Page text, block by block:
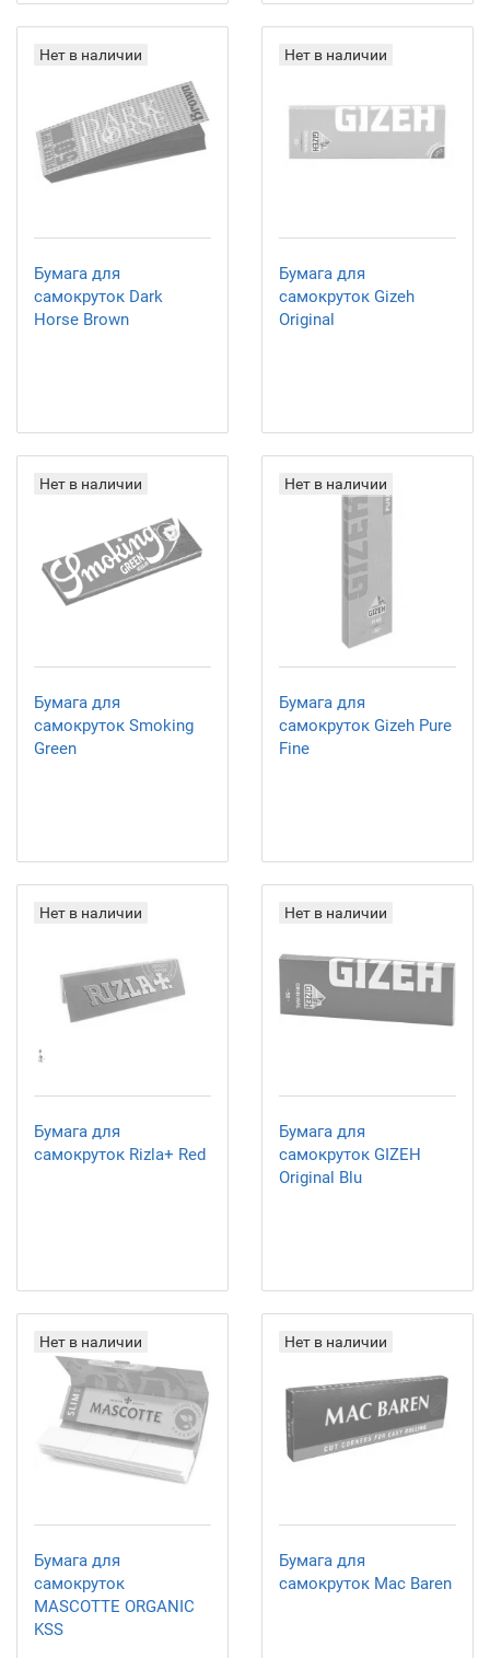
Нет в наличии
Бумага для
самокруток Dark
Horse Brown
Нет в наличии
Бумага для
самокруток Gizeh
Original
Нет в наличии
Бумага для
самокруток Smoking
Green
Нет в наличии
Бумага для
самокруток Gizeh Pure
Fine
Нет в наличии
Бумага для
самокруток Rizla+ Red
Нет в наличии
Бумага для
самокруток GIZEH
Original Blu
Нет в наличии
Бумага для
самокруток
MASCOTTE ORGANIC
KSS
Нет в наличии
Бумага для
самокруток Mac Baren